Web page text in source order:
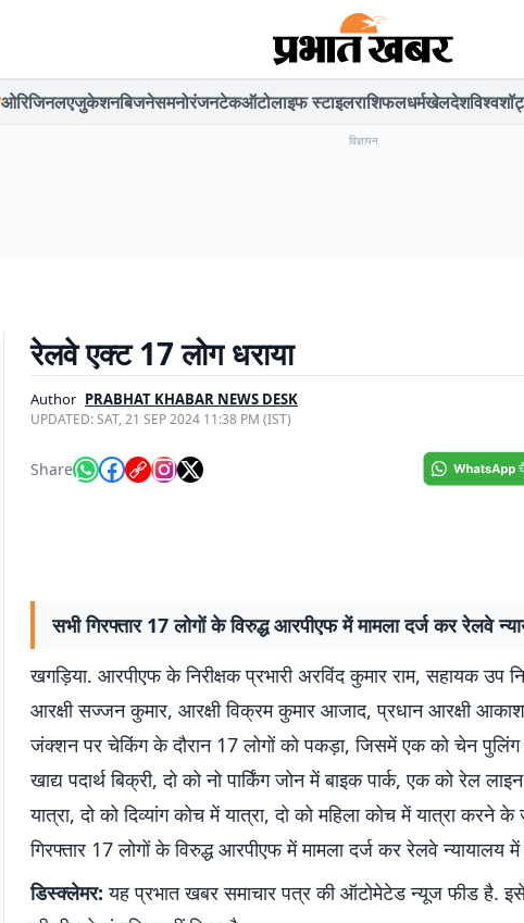
ओरिजिनलएजुकेशनबिजनेसमनोरंजनटेकऑटोलाइफ स्टाइलराशिफलधर्मखेलदेशविश्व
विज्ञापन
रेलवे एक्ट 17 लोग धराया
Author PRABHAT KHABAR NEWS DESK
UPDATED:SAT, 21 SEP 2024 11:38 PM (IST)
Share
सभी गिरफ्तार 17 लोगों के विरुद्ध आरपीएफ में मामला दर्ज कर रेलवे
खगड़िया. आरपीएफ के निरीक्षक प्रभारी अरविंद कुमार राम, सहायक उप
आरक्षी सज्जन कुमार, आरक्षी विक्रम कुमार आजाद, प्रधान आरक्षी
जंक्शन पर चेकिंग के दौरान 17 लोगों को पकड़ा, जिसमें एक को चेन
खाद्य पदार्थ बिक्री, दो को नो पार्किंग जोन में बाइक पार्क, एक को रेल
यात्रा, दो को दिव्यांग कोच में यात्रा, दो को महिला कोच में यात्रा करने
गिरफ्तार 17 लोगों के विरुद्ध आरपीएफ में मामला दर्ज कर रेलवे न्यायालय
डिस्क्लेमर: यह प्रभात खबर समाचार पत्र की ऑटोमेटेड न्यूज फीड है.